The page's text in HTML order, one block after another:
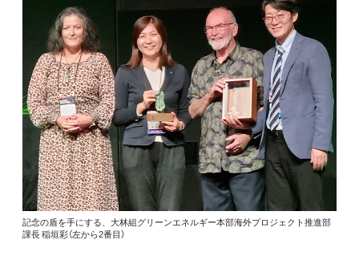
記念の盾を手にする、大林組グリーンエネルギー本部海外プロジェクト推進部
課長 稲垣彩（左から2番目）